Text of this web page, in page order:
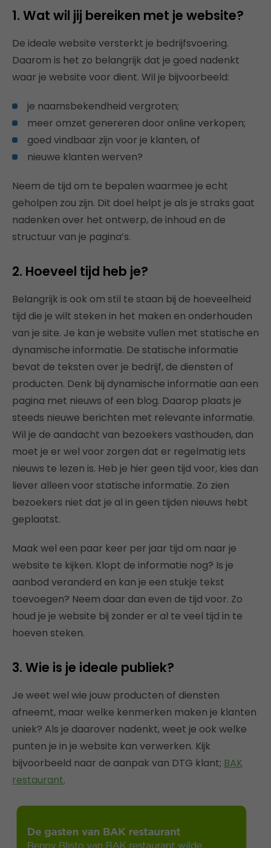
1. Wat wil jij bereiken met je website?
De ideale website versterkt je bedrijfsvoering.
Daarom is het zo belangrijk dat je goed nadenkt
waar je website voor dient. Wil je bijvoorbeeld:
je naamsbekendheid vergroten;
meer omzet genereren door online verkopen;
goed vindbaar zijn voor je klanten, of
nieuwe klanten werven?
Neem de tijd om te bepalen waarmee je echt
geholpen zou zijn. Dit doel helpt je als je straks gaat
nadenken over het ontwerp, de inhoud en de
structuur van je pagina’s.
2. Hoeveel tijd heb je?
Belangrijk is ook om stil te staan bij de hoeveelheid
tijd die je wilt steken in het maken en onderhouden
van je site. Je kan je website vullen met statische en
dynamische informatie. De statische informatie
bevat de teksten over je bedrijf, de diensten of
producten. Denk bij dynamische informatie aan een
pagina met nieuws of een blog. Daarop plaats je
steeds nieuwe berichten met relevante informatie.
Wil je de aandacht van bezoekers vasthouden, dan
moet je er wel voor zorgen dat er regelmatig iets
nieuws te lezen is. Heb je hier geen tijd voor, kies dan
liever alleen voor statische informatie. Zo zien
bezoekers niet dat je al in geen tijden nieuws hebt
geplaatst.
Maak wel een paar keer per jaar tijd om naar je
website te kijken. Klopt de informatie nog? Is je
aanbod veranderd en kan je een stukje tekst
toevoegen? Neem daar dan even de tijd voor. Zo
houd je je website bij zonder er al te veel tijd in te
hoeven steken.
3. Wie is je ideale publiek?
Je weet wel wie jouw producten of diensten
afneemt, maar welke kenmerken maken je klanten
uniek? Als je daarover nadenkt, weet je ook welke
punten je in je website kan verwerken. Kijk
bijvoorbeeld naar de aanpak van DTG klant; BAK
restaurant.